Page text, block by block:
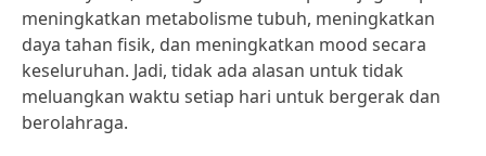
meningkatkan metabolisme tubuh, meningkatkan
daya tahan fisik, dan meningkatkan mood secara
keseluruhan. Jadi, tidak ada alasan untuk tidak
meluangkan waktu setiap hari untuk bergerak dan
berolahraga.